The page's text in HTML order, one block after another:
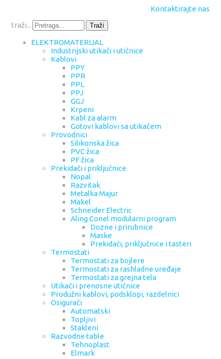
Kontaktirajte nas
traži...
Traži
ELEKTROMATERIJAL
Industrijski utikači i utičnice
Kablovi
PPY
PPR
PPL
PPJ
GGJ
Krpeni
Kabl za alarm
Gotovi kablovi sa utikačem
Provodnici
Silikonska žica
PVC žica
PF žica
Prekidači i priključnice
Nopal
Razvitak
Metalka Majur
Makel
Schneider Electric
Aling Conel modularni program
Dozne i prirubnice
Maske
Prekidači, priključnice i tasteri
Termostati
Termostati za bojlere
Termostati za rashladne uređaje
Termostati za grejna tela
Utikači i prenosne utičnice
Produžni kablovi, podsklopi, razdelnici
Osigurači
Automatski
Topljivi
Stakleni
Razvodne table
Tehnoplast
Elmark